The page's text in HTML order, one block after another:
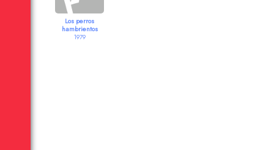
Los perros
hambrientos
1979